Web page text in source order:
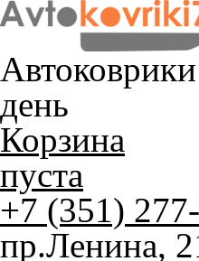
день
Корзина
пуста
+7 (351)
пр.Ленина,